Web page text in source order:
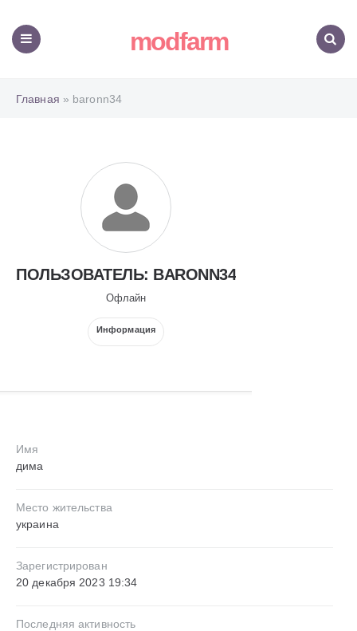
modfarm
Главная » baronn34
ПОЛЬЗОВАТЕЛЬ: BARONN34
Офлайн
Информация
Имя
дима
Место жительства
украина
Зарегистрирован
20 декабря 2023 19:34
Последняя активность